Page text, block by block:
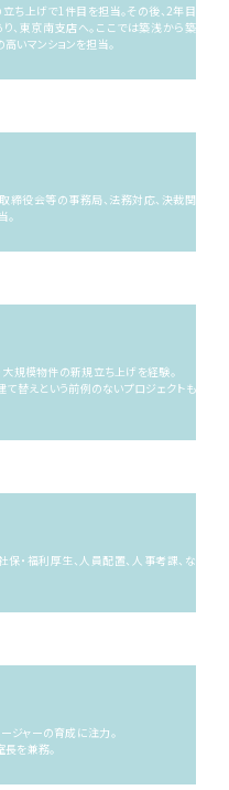
ち上げで1件目を担当。その後、2年目
、東京南支店へ。ここでは築浅から築
いマンションを担当。
締役会等の事務局、法務対応、決裁関
。
大規模物件の新規立ち上げを経験。
替えという前例のないプロジェクトも
保・福利厚生、人員配置、人事考課、な
ジャーの育成に注力。
を兼務。